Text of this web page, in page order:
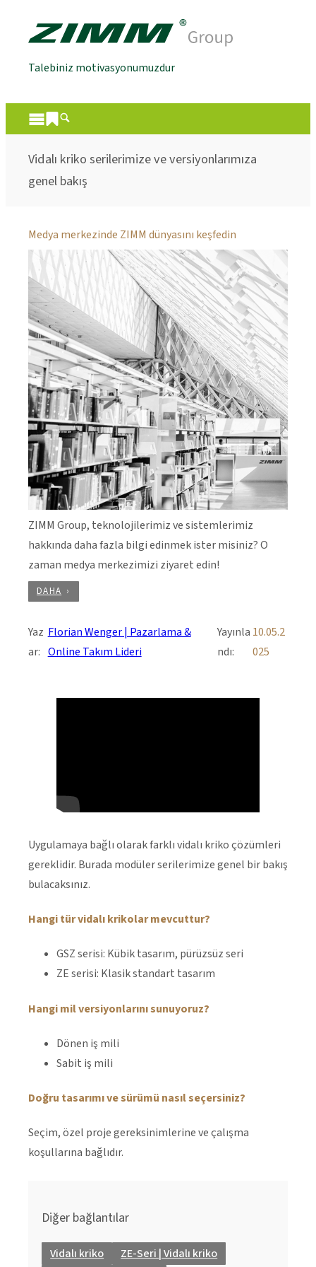
Talebiniz motivasyonumuzdur
Vidalı kriko serilerimize ve versiyonlarımıza
genel bakış
Medya merkezinde ZIMM dünyasını keşfedin
ZIMM Group, teknolojilerimiz ve sistemlerimiz
hakkında daha fazla bilgi edinmek ister misiniz? O
zaman medya merkezimizi ziyaret edin!
DAHA
Yaz
ar:
Florian Wenger | Pazarlama &
Online Takım Lideri
Yayınla
ndı:
10.05.2
025
Uygulamaya bağlı olarak farklı vidalı kriko çözümleri
gereklidir. Burada modüler serilerimize genel bir bakış
bulacaksınız.
Hangi tür vidalı krikolar mevcuttur?
GSZ serisi: Kübik tasarım, pürüzsüz seri
ZE serisi: Klasik standart tasarım
Hangi mil versiyonlarını sunuyoruz?
Dönen iş mili
Sabit iş mili
Doğru tasarımı ve sürümü nasıl seçersiniz?
Seçim, özel proje gereksinimlerine ve çalışma
koşullarına bağlıdır.
Diğer bağlantılar
Vidalı kriko ZE-Seri | Vidalı kriko